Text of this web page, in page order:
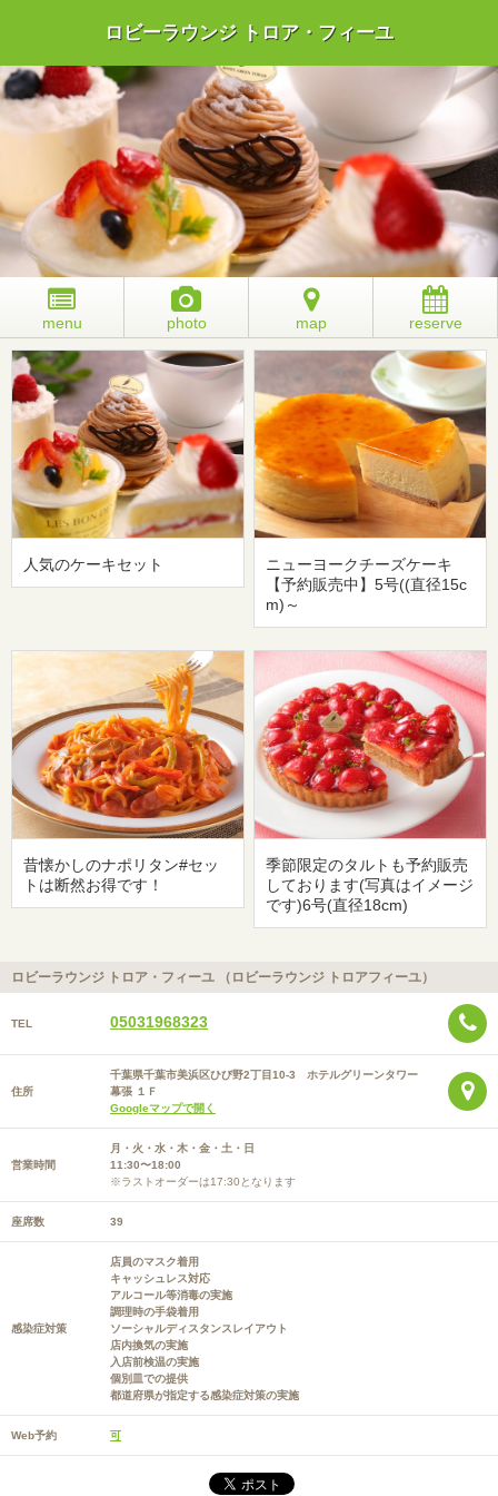
ロビーラウンジ トロア・フィーユ
menu photo map reserve
人気のケーキセット
ニューヨークチーズケーキ
【予約販売中】5号((直径15c
m)～
昔懐かしのナポリタン#セッ
トは断然お得です！
季節限定のタルトも予約販売
しております(写真はイメージ
です)6号(直径18cm)
ロビーラウンジ トロア・フィーユ （ロビーラウンジ トロアフィーユ）
TEL 05031968323
住所
千葉県千葉市美浜区ひび野2丁目10-3 ホテルグリーンタワー
幕張 １Ｆ
Googleマップで開く
営業時間
月・火・水・木・金・土・日
11:30〜18:00
※ラストオーダーは17:30となります
座席数 39
感染症対策
店員のマスク着用
キャッシュレス対応
アルコール等消毒の実施
調理時の手袋着用
ソーシャルディスタンスレイアウト
店内換気の実施
入店前検温の実施
個別皿での提供
都道府県が指定する感染症対策の実施
Web予約 可